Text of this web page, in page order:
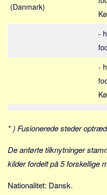
Virksomhed
Investering
Forbrug
Alle
Aspekter
Skatter og afgifter
(Danmark)
-
-
* ) Fusionerede steder
De anførte tilknytninger
kilder fordelt på 5 forskellige
Nationalitet: Dansk.